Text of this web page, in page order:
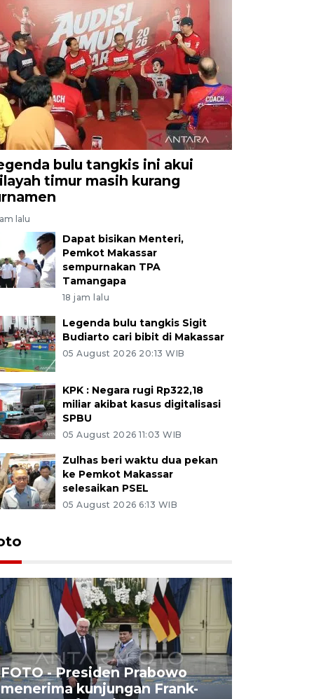
bulu tangkis ini akui
timur masih kurang
lalu
Dapat bisikan Menteri,
Pemkot Makassar
sempurnakan TPA
Tamangapa
18 jam lalu
Legenda bulu tangkis Sigit
Budiarto cari bibit di Makassar
05 August 2026 20:13 WIB
KPK : Negara rugi Rp322,18
miliar akibat kasus digitalisasi
SPBU
05 August 2026 11:03 WIB
Zulhas beri waktu dua pekan
ke Pemkot Makassar
selesaikan PSEL
05 August 2026 6:13 WIB
FOTO - Presiden Prabowo
menerima kunjungan Frank-